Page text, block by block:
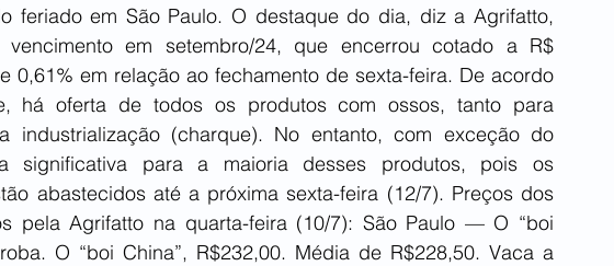
feriado em São Paulo. O destaque do dia, diz a Agrifatto,
em setembro/24, que encerrou cotado a R$
0,61% em relação ao fechamento de sexta-feira. De acordo
há oferta de todos os produtos com ossos, tanto para
industrialização (charque). No entanto, com exceção do
significativa para a maioria desses produtos, pois os
abastecidos até a próxima sexta-feira (12/7). Preços dos
pela Agrifatto na quarta-feira (10/7): São Paulo — O “boi
O “boi China”, R$232,00. Média de R$228,50. Vaca a